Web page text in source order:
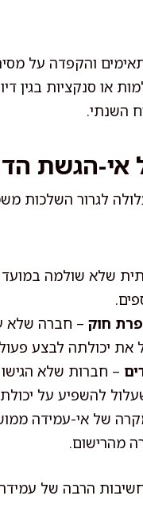
והקפדה על
או סנקציות בגין
השנתי.
הגשת
לגרור השלכות
שלא שולמה במועד
חוק – חברה שלא
יכולתה לבצע
– חברות שלא
להשפיע על
של אי-עמידה
מהרישום.
הרבה של עמידה